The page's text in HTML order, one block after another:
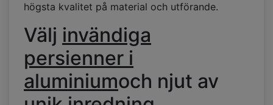
högsta kvalitet på material och utförande.
Välj invändiga
persienner i
aluminiumoch njut av